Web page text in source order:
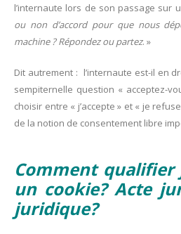
l’internaute lors de son passage sur
ou non d’accord pour que nous
machine ? Répondez ou partez. »
Dit autrement : l’internaute est-il en
sempiternelle question « acceptez-
choisir entre « j’accepte » et « je
de la notion de consentement libre
Comment
un cookie? Acte
juridique?